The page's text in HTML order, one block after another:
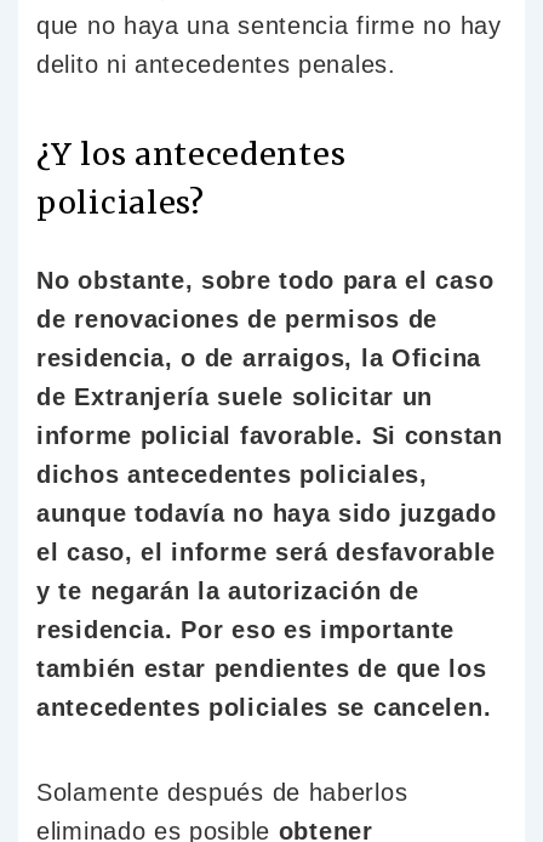
que no haya una sentencia firme no hay
delito ni antecedentes penales.
¿Y los antecedentes
policiales?
No obstante, sobre todo para el caso
de renovaciones de permisos de
residencia, o de arraigos, la Oficina
de Extranjería suele solicitar un
informe policial favorable. Si constan
dichos antecedentes policiales,
aunque todavía no haya sido juzgado
el caso, el informe será desfavorable
y te negarán la autorización de
residencia. Por eso es importante
también estar pendientes de que los
antecedentes policiales se cancelen.
Solamente después de haberlos
eliminado es posible obtener